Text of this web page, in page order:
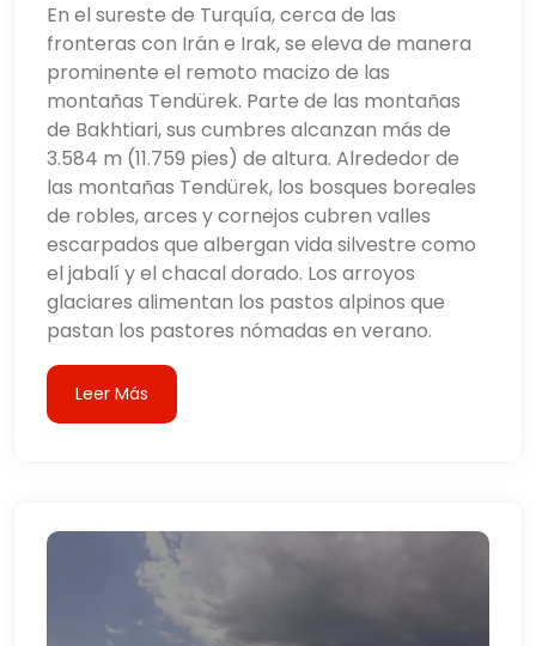
En el sureste de Turquía, cerca de las
fronteras con Irán e Irak, se eleva de manera
prominente el remoto macizo de las
montañas Tendürek. Parte de las montañas
de Bakhtiari, sus cumbres alcanzan más de
3.584 m (11.759 pies) de altura. Alrededor de
las montañas Tendürek, los bosques boreales
de robles, arces y cornejos cubren valles
escarpados que albergan vida silvestre como
el jabalí y el chacal dorado. Los arroyos
glaciares alimentan los pastos alpinos que
pastan los pastores nómadas en verano.
Leer Más